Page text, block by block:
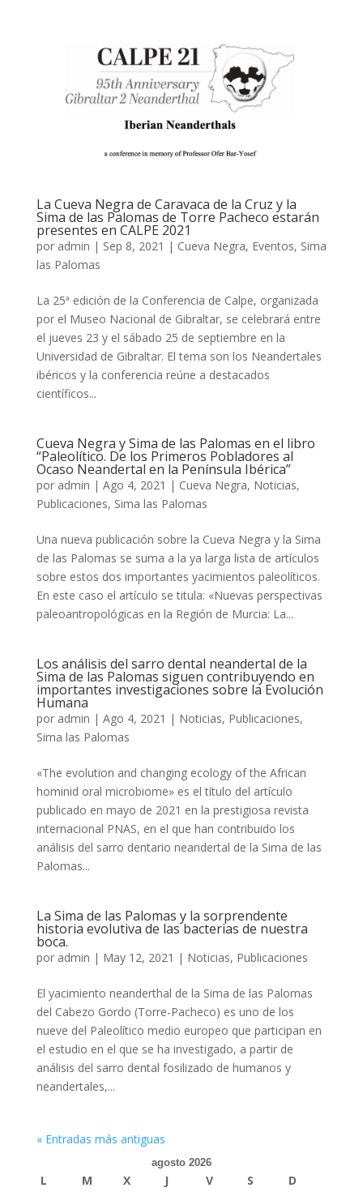
La Cueva Negra de Caravaca de la Cruz y la
Sima de las Palomas de Torre Pacheco estarán
presentes en CALPE 2021
por admin | Sep 8, 2021 | Cueva Negra, Eventos, Sima
las Palomas
La 25ª edición de la Conferencia de Calpe, organizada
por el Museo Nacional de Gibraltar, se celebrará entre
el jueves 23 y el sábado 25 de septiembre en la
Universidad de Gibraltar. El tema son los Neandertales
ibéricos y la conferencia reúne a destacados
científicos...
Cueva Negra y Sima de las Palomas en el libro
“Paleolítico. De los Primeros Pobladores al
Ocaso Neandertal en la Península Ibérica”
por admin | Ago 4, 2021 | Cueva Negra, Noticias,
Publicaciones, Sima las Palomas
Una nueva publicación sobre la Cueva Negra y la Sima
de las Palomas se suma a la ya larga lista de artículos
sobre estos dos importantes yacimientos paleolíticos.
En este caso el artículo se titula: «Nuevas perspectivas
paleoantropológicas en la Región de Murcia: La...
Los análisis del sarro dental neandertal de la
Sima de las Palomas siguen contribuyendo en
importantes investigaciones sobre la Evolución
Humana
por admin | Ago 4, 2021 | Noticias, Publicaciones,
Sima las Palomas
«The evolution and changing ecology of the African
hominid oral microbiome» es el título del artículo
publicado en mayo de 2021 en la prestigiosa revista
internacional PNAS, en el que han contribuido los
análisis del sarro dentario neandertal de la Sima de las
Palomas...
La Sima de las Palomas y la sorprendente
historia evolutiva de las bacterias de nuestra
boca.
por admin | May 12, 2021 | Noticias, Publicaciones
El yacimiento neanderthal de la Sima de las Palomas
del Cabezo Gordo (Torre-Pacheco) es uno de los
nueve del Paleolítico medio europeo que participan en
el estudio en el que se ha investigado, a partir de
análisis del sarro dental fosilizado de humanos y
neandertales,...
« Entradas más antiguas
agosto 2026
L M X J V S
D